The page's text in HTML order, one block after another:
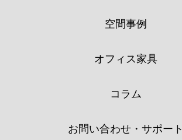
空間事例
オフィス家具
コラム
お問い合わせ・サポート